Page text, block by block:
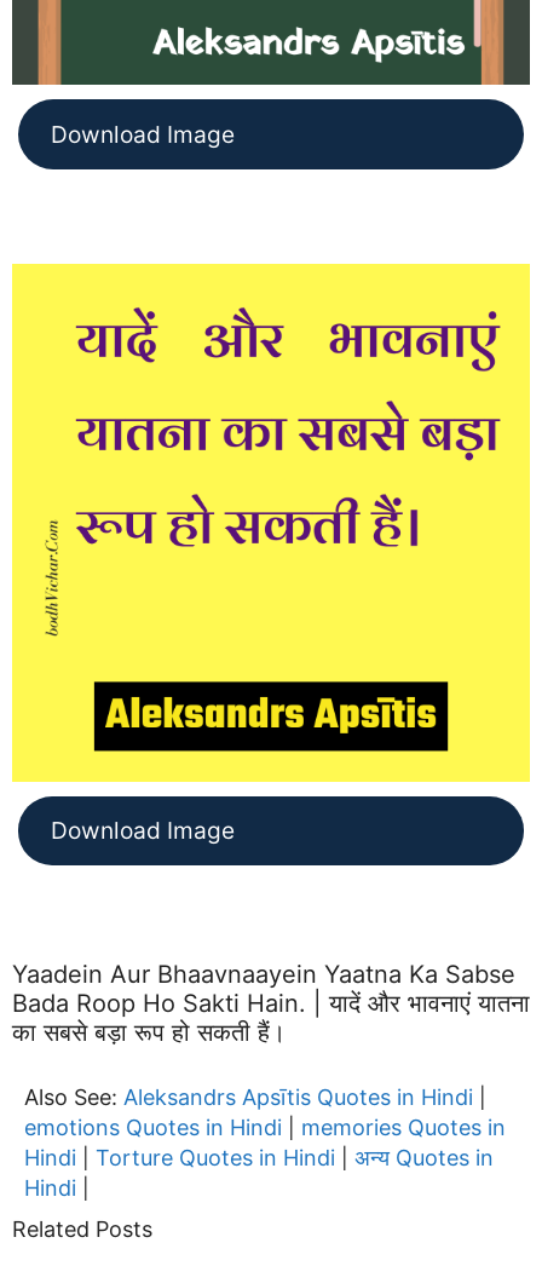
Download Image
Download Image
Yaadein Aur Bhaavnaayein Yaatna Ka Sabse
Bada Roop Ho Sakti Hain. | यादें और भावनाएं यातना
का सबसे बड़ा रूप हो सकती हैं।
Also See: Aleksandrs Apsītis Quotes in Hindi
emotions Quotes in Hindi
memories Quotes in
Hindi
Torture Quotes in Hindi
अन्य Quotes in
Hindi
Related Posts